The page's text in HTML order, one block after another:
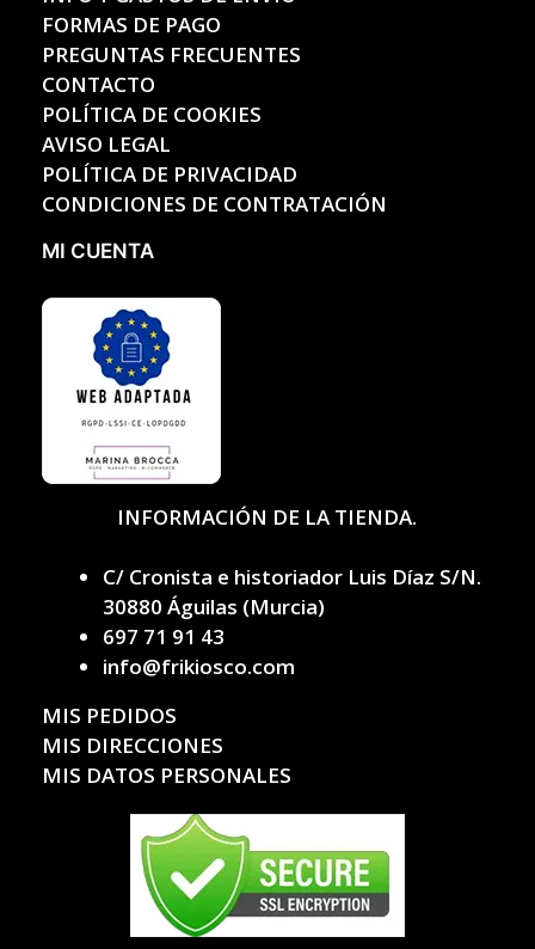
FORMAS DE PAGO
PREGUNTAS FRECUENTES
CONTACTO
POLÍTICA DE COOKIES
AVISO LEGAL
POLÍTICA DE PRIVACIDAD
CONDICIONES DE CONTRATACIÓN
MI CUENTA
INFORMACIÓN DE LA TIENDA.
C/ Cronista e historiador Luis Díaz S/N.
30880 Águilas (Murcia)
697 71 91 43
info@frikiosco.com
MIS PEDIDOS
MIS DIRECCIONES
MIS DATOS PERSONALES